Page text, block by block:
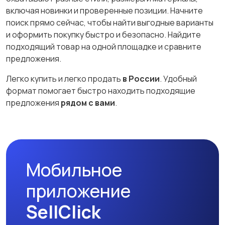
включая новинки и проверенные позиции. Начните
поиск прямо сейчас, чтобы найти выгодные варианты
и оформить покупку быстро и безопасно. Найдите
подходящий товар на одной площадке и сравните
предложения.
Легко купить и легко продать в России. Удобный
формат помогает быстро находить подходящие
предложения рядом с вами.
Мобильное
приложение
SellClick